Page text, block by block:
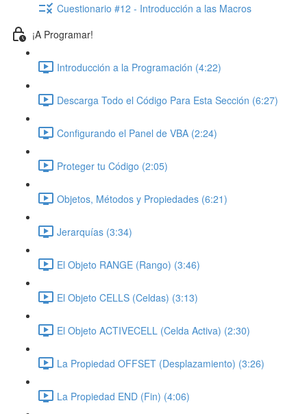
Cuestionario #12 - Introducción a las Macros
¡A Programar!
Introducción a la Programación (4:22)
Descarga Todo el Código Para Esta Sección (6:27)
Configurando el Panel de VBA (2:24)
Proteger tu Código (2:05)
Objetos, Métodos y Propiedades (6:21)
Jerarquías (3:34)
El Objeto RANGE (Rango) (3:46)
El Objeto CELLS (Celdas) (3:13)
El Objeto ACTIVECELL (Celda Activa) (2:30)
La Propiedad OFFSET (Desplazamiento) (3:26)
La Propiedad END (Fin) (4:06)